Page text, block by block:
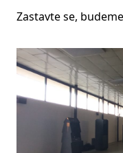
Zastavte se,